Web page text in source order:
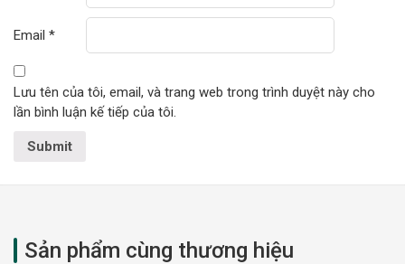
Email *
Lưu tên của tôi, email, và trang web trong trình duyệt này cho
lần bình luận kế tiếp của tôi.
Sản phẩm cùng thương hiệu